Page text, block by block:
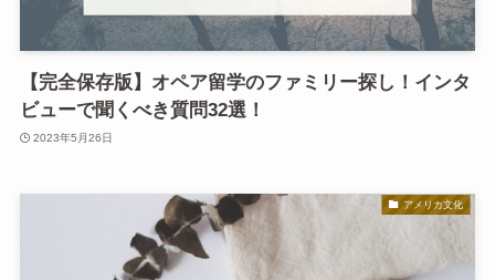
【完全保存版】オペア留学のファミリー探し！インタ
ビューで聞くべき質問32選！
2023年5月26日
アメリカ文化